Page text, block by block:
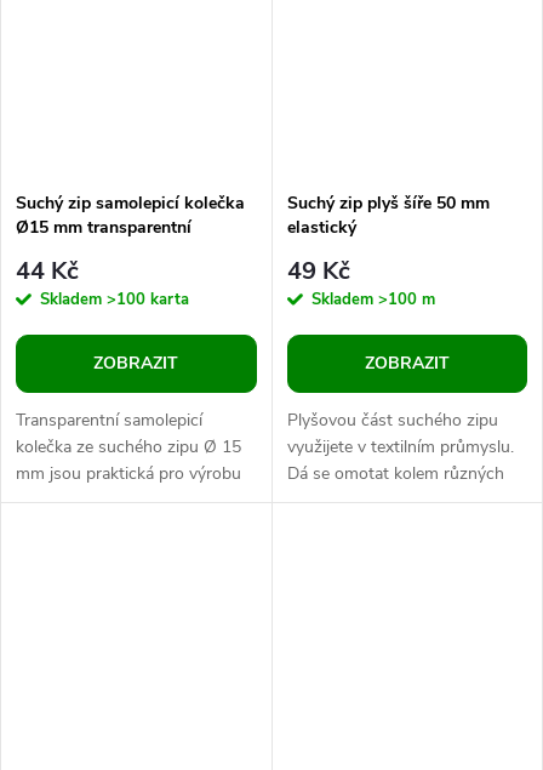
Suchý zip samolepicí kolečka
Ø15 mm transparentní
44 Kč
Skladem >100 karta
ZOBRAZIT
Transparentní samolepicí
kolečka ze suchého zipu Ø 15
mm jsou praktická pro výrobu
laminovaných aktivit, skládaček,
Suchý zip plyš šíře 50 mm
elastický
49 Kč
Skladem >100 m
ZOBRAZIT
Plyšovou část suchého zipu
využijete v textilním průmyslu.
Dá se omotat kolem různých
věcí (batohů, vaků, bot, bund